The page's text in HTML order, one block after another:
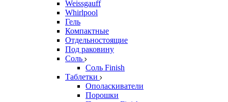
Weissgauff
Whirlpool
Гель
Компактные
Отдельностоящие
Под раковину
Соль
Соль Finish
Таблетки
Ополаскиватели
Порошки